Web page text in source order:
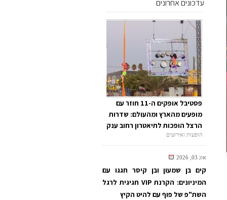
עדכונים אחרונים
פסטיבל אופקים ה-11 חוזר עם
מופעים מהארץ ומהעולם: שדרות
הרצל הופכות לתיאטרון רחוב ענק
הופעות ואירועים
אוג 03, 2026
קים בן שמעון ובן קיסר חגגו עם
המיניונים: הקרנת VIP חגיגית לרגל
השת"פ של פוף עם להיט הקיץ